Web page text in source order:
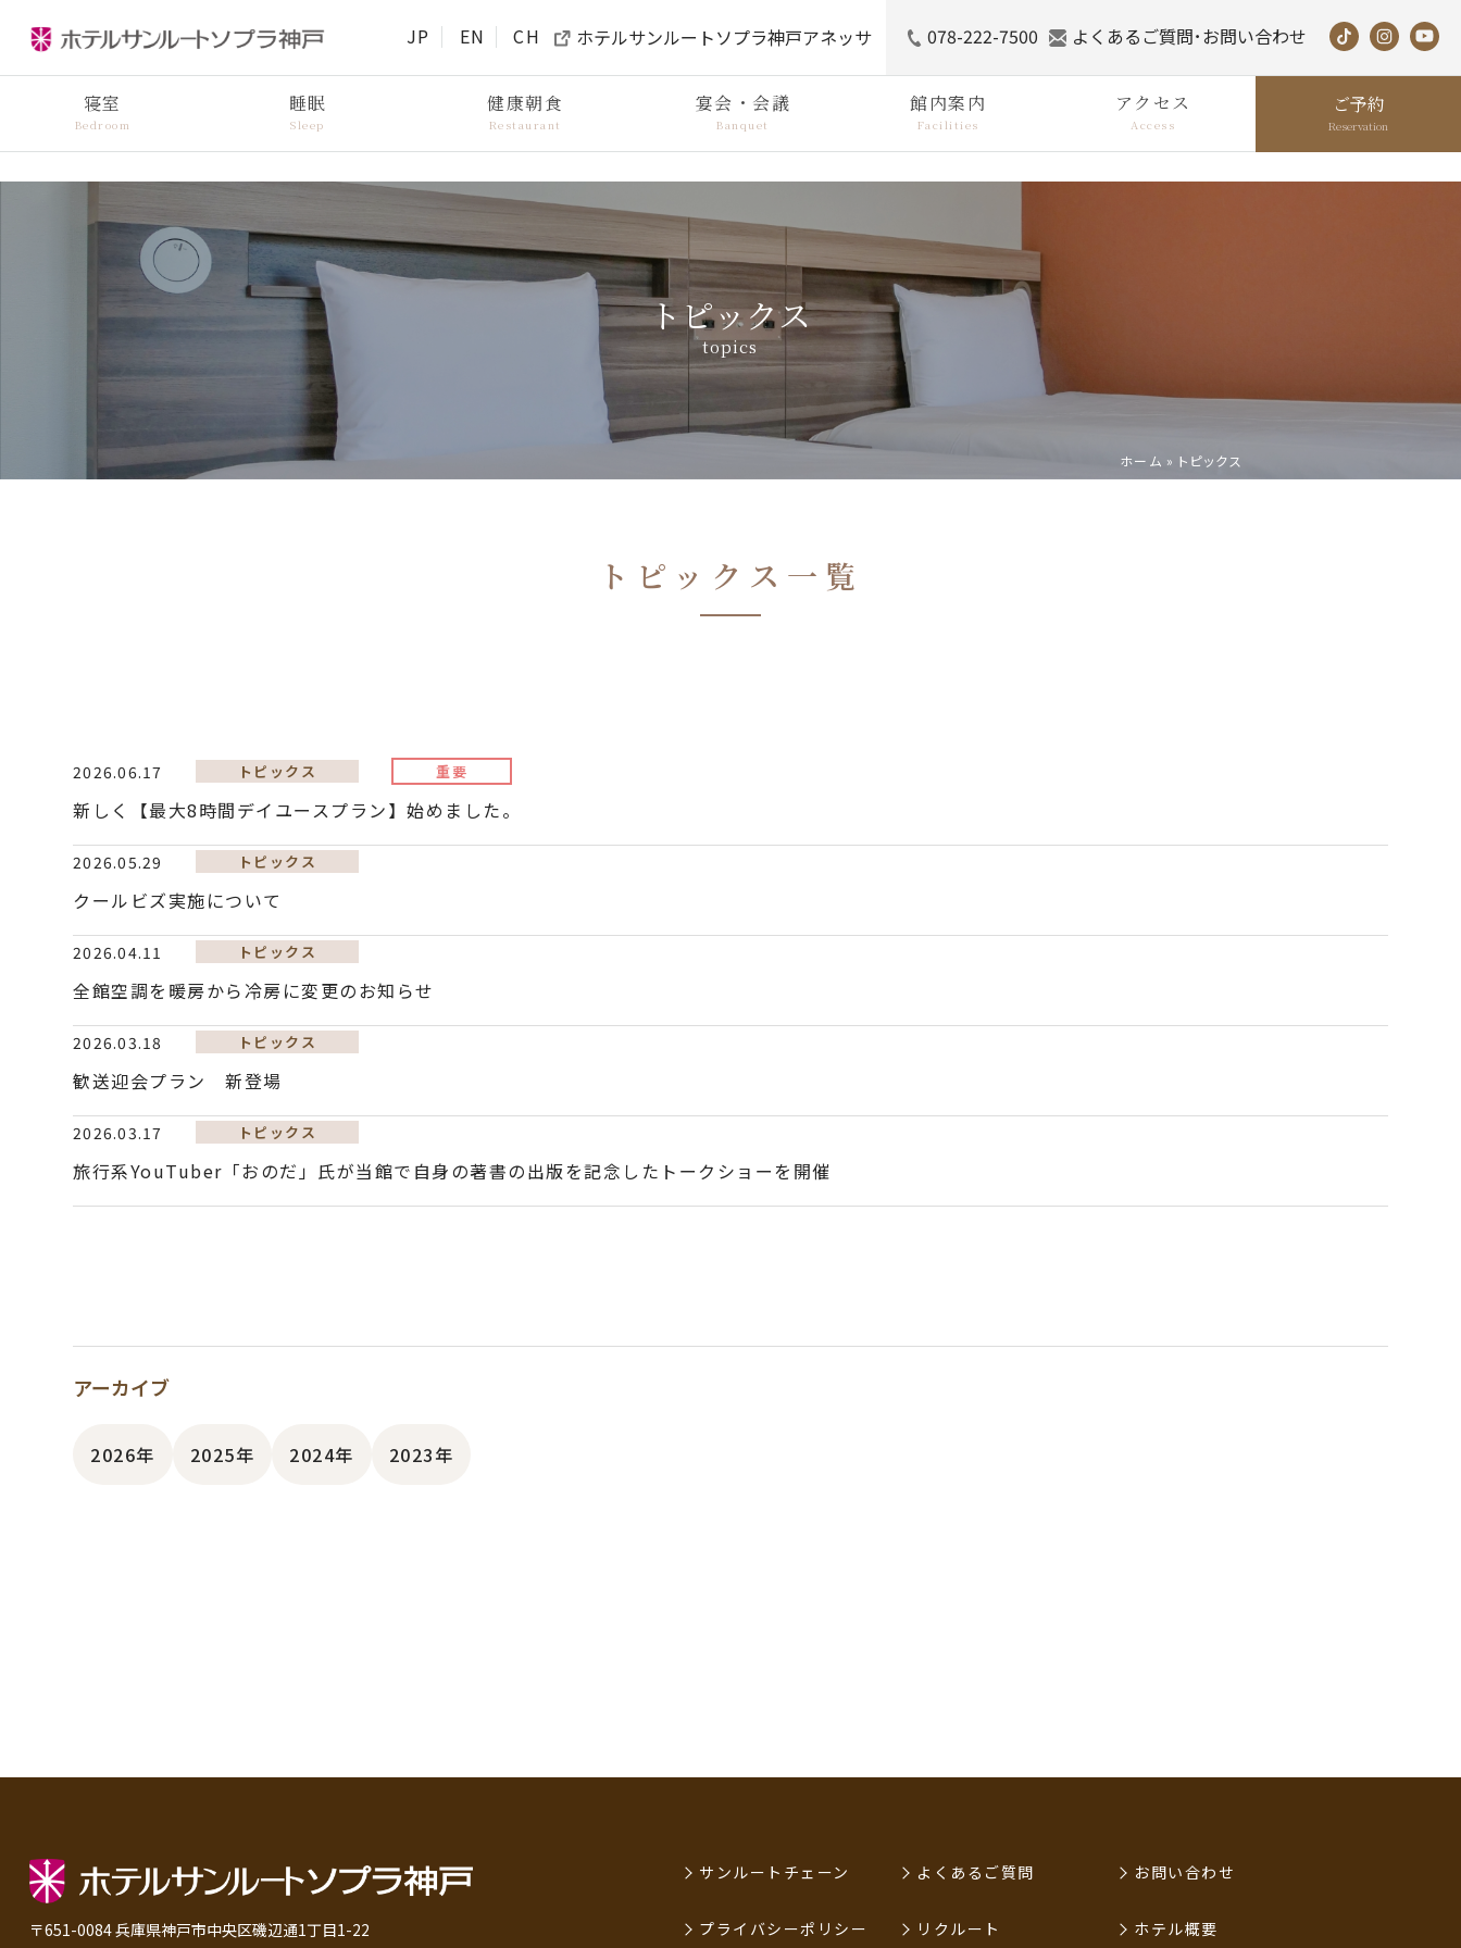
JP EN CH ホテルサンルートソプラ神戸アネッサ 078-222-7500 よくあるご質問･お問い合わせ
寝室
Bedroom
睡眠
Sleep
健康朝食
Restaurant
宴会・会議
Banquet
館内案内
Facilities
アクセス
Access
ご予約
Reservation
トピックス
topics
ホーム » トピックス
トピックス一覧
2026.06.17 トピックス 重要
新しく【最大8時間デイユースプラン】始めました。
2026.05.29 トピックス
クールビズ実施について
2026.04.11 トピックス
全館空調を暖房から冷房に変更のお知らせ
2026.03.18 トピックス
歓送迎会プラン 新登場
2026.03.17 トピックス
旅行系YouTuber「おのだ」氏が当館で自身の著書の出版を記念したトークショーを開催
アーカイブ
2026年 2025年 2024年 2023年
〒651-0084 兵庫県神戸市中央区磯辺通1丁目1-22
サンルートチェーン よくあるご質問 お問い合わせ
プライバシーポリシー リクルート ホテル概要